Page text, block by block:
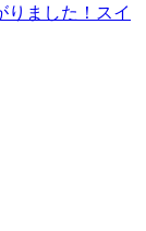
りました！スイ